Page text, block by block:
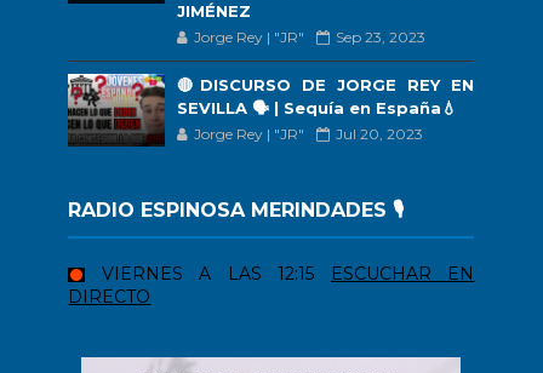
JIMÉNEZ
Jorge Rey | "JR" Sep 23, 2023
🔴DISCURSO DE JORGE REY EN
SEVILLA 🗣 | Sequía en España💧
Jorge Rey | "JR" Jul 20, 2023
RADIO ESPINOSA MERINDADES 🎙️
VIERNES A LAS 12:15
ESCUCHAR EN
DIRECTO